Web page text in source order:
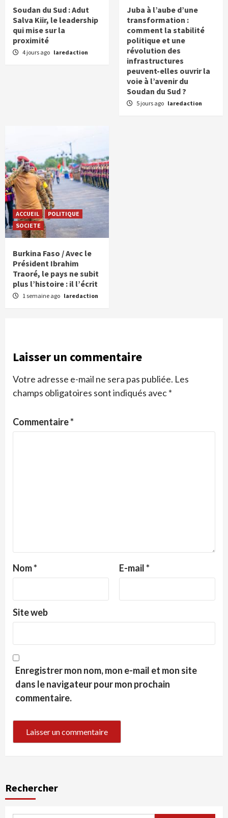
Soudan du Sud : Adut
Salva Kiir, le leadership
qui mise sur la
proximité
4 jours ago laredaction
Juba à l’aube d’une
transformation :
comment la stabilité
politique et une
révolution des
infrastructures
peuvent-elles ouvrir la
voie à l’avenir du
Soudan du Sud ?
5 jours ago laredaction
ACCUEIL
POLITIQUE
SOCIETE
Burkina Faso / Avec le
Président Ibrahim
Traoré, le pays ne subit
plus l’histoire : il l’écrit
1 semaine ago laredaction
Laisser un commentaire
Votre adresse e-mail ne sera pas publiée. Les
champs obligatoires sont indiqués avec*
Commentaire*
Nom* E-mail*
Site web
Enregistrer mon nom, mon e-mail et mon site
dans le navigateur pour mon prochain
commentaire.
Rechercher